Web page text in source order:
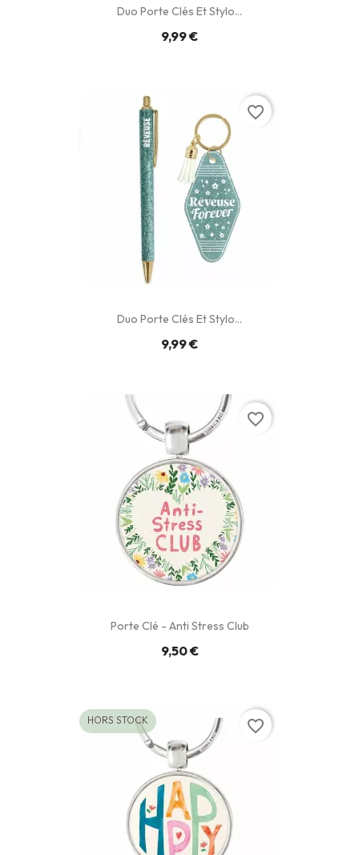
Duo Porte Clés Et Stylo...
9,99 €
Duo Porte Clés Et Stylo...
9,99 €
favorite_border
Porte Clé - Anti Stress Club
9,50 €
favorite_border
HORS STOCK favorite_border